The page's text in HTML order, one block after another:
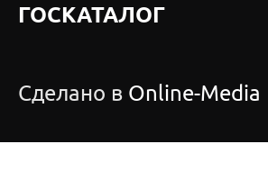
ГОСКАТАЛОГ
Сделано в Online-Media